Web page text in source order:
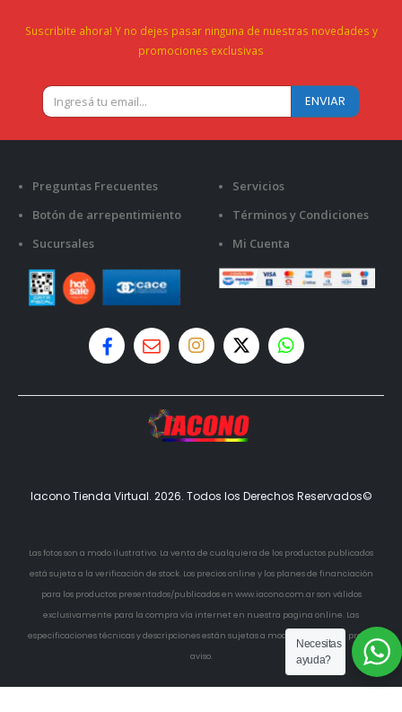
Suscribite ahora! Y no dejes pasar ninguna de nuestras novedades y
promociones exclusivas
Preguntas Frecuentes
Botón de arrepentimiento
Sucursales
Servicios
Términos y Condiciones
Mi Cuenta
Iacono Tienda Virtual. 2026. Todos los Derechos Reservados©
Las fotos son a modo ilustrativo. La venta de cualquiera de los productos publicados
está sujeta a la verificación de stock. Los precios online y los planes de financiación
para los productos presentados/publicados en www.iacono.com.ar son válidos
exclusivamente para la compra vía internet en nuestra pagina online. Las
especificaciones técnicas y descripciones están sujetas a modificaciones sin previo
aviso.
Necesitas
ayuda?